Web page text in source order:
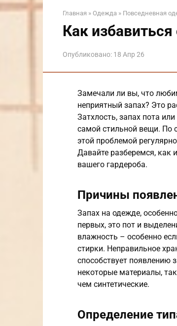
Главная » Одежда » Повседневная
Как
Опубликовано: 18 Апр 26
Замечали ли вы, что
неприятный запах? Это
Затхлость, запах пота
самой стильной вещи. По
этой проблемой
Давайте разберемся, как
вашего гардероба.
Причины
Запах на одежде,
первых, это пот и
влажность – особенно
стирки. Неправильное
способствует появлению
некоторые материалы,
чем синтетические.
Определение